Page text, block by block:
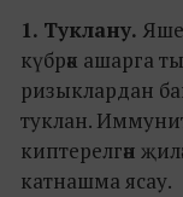
1. Туклану.
күбрәк ашарга
ризыклардан
туклан.
киптерелгән
катнашма ясау.